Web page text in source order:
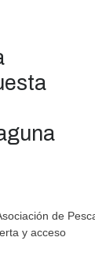
de
y acceso